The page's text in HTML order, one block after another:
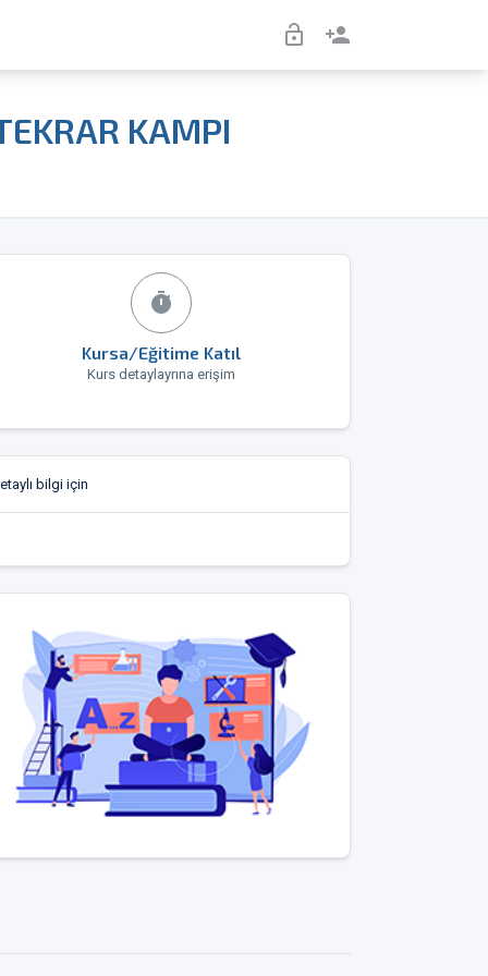
lock_open person_add
KAMPI
timer
Kursa/Eğitime Katıl
Kurs detaylayrına erişim
bilgi için